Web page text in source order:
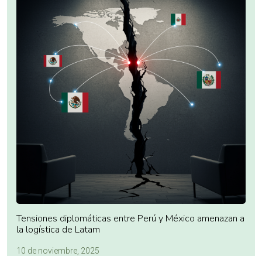
Tensiones diplomáticas entre Perú y México amenazan a
la logística de Latam
10 de noviembre, 2025